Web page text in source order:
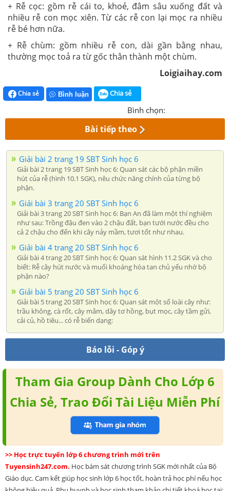
+ Rễ cọc: gồm rễ cái to, khoẻ, đâm sâu xuống đất và
nhiều rễ con mọc xiên. Từ các rễ con lại mọc ra nhiều
rễ bé hơn nữa.
+ Rễ chùm: gồm nhiều rễ con, dài gần bằng nhau,
thường mọc toả ra từ gốc thân thành một chùm.
Loigiaihay.com
Chia sẻ Bình luận Chia sẻ
Bình chọn:
Bài tiếp theo
Giải bài 2 trang 19 SBT Sinh học 6
Giải bài 2 trang 19 SBT Sinh học 6: Quan sát các bộ phận miền
hút của rễ (hình 10.1 SGK), nêu chức năng chính của từng bộ
phận.
Giải bài 3 trang 20 SBT Sinh học 6
Giải bài 3 trang 20 SBT Sinh học 6: Bạn An đã làm một thí nghiệm
như sau: Trồng đậu đen vào 2 chậu đất, bạn tưới nước đều cho
cả 2 chậu cho đến khi cây nảy mầm, tươi tốt như nhau.
Giải bài 4 trang 20 SBT Sinh học 6
Giải bài 4 trang 20 SBT Sinh học 6: Quan sát hình 11.2 SGK và cho
biết: Rễ cây hút nước và muối khoáng hòa tan chủ yếu nhờ bộ
phận nào?
Giải bài 5 trang 20 SBT Sinh học 6
Giải bài 5 trang 20 SBT Sinh học 6: Quan sát một số loài cây như:
trầu không, cà rốt, cây mắm, dây tơ hồng, bụt mọc, cây tầm gửi,
cải củ, hồ tiêu... có rễ biến dạng:
Báo lỗi - Góp ý
Tham Gia Group Dành Cho Lớp 6
Chia Sẻ, Trao Đổi Tài Liệu Miễn Phí
>> Học trực tuyến lớp 6 chương trình mới trên
Tuyensinh247.com. Học bám sát chương trình SGK mới nhất của Bộ
Giáo dục. Cam kết giúp học sinh lớp 6 học tốt, hoàn trả học phí nếu học